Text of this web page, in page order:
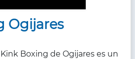
Ogijares
Boxing de Ogijares es un